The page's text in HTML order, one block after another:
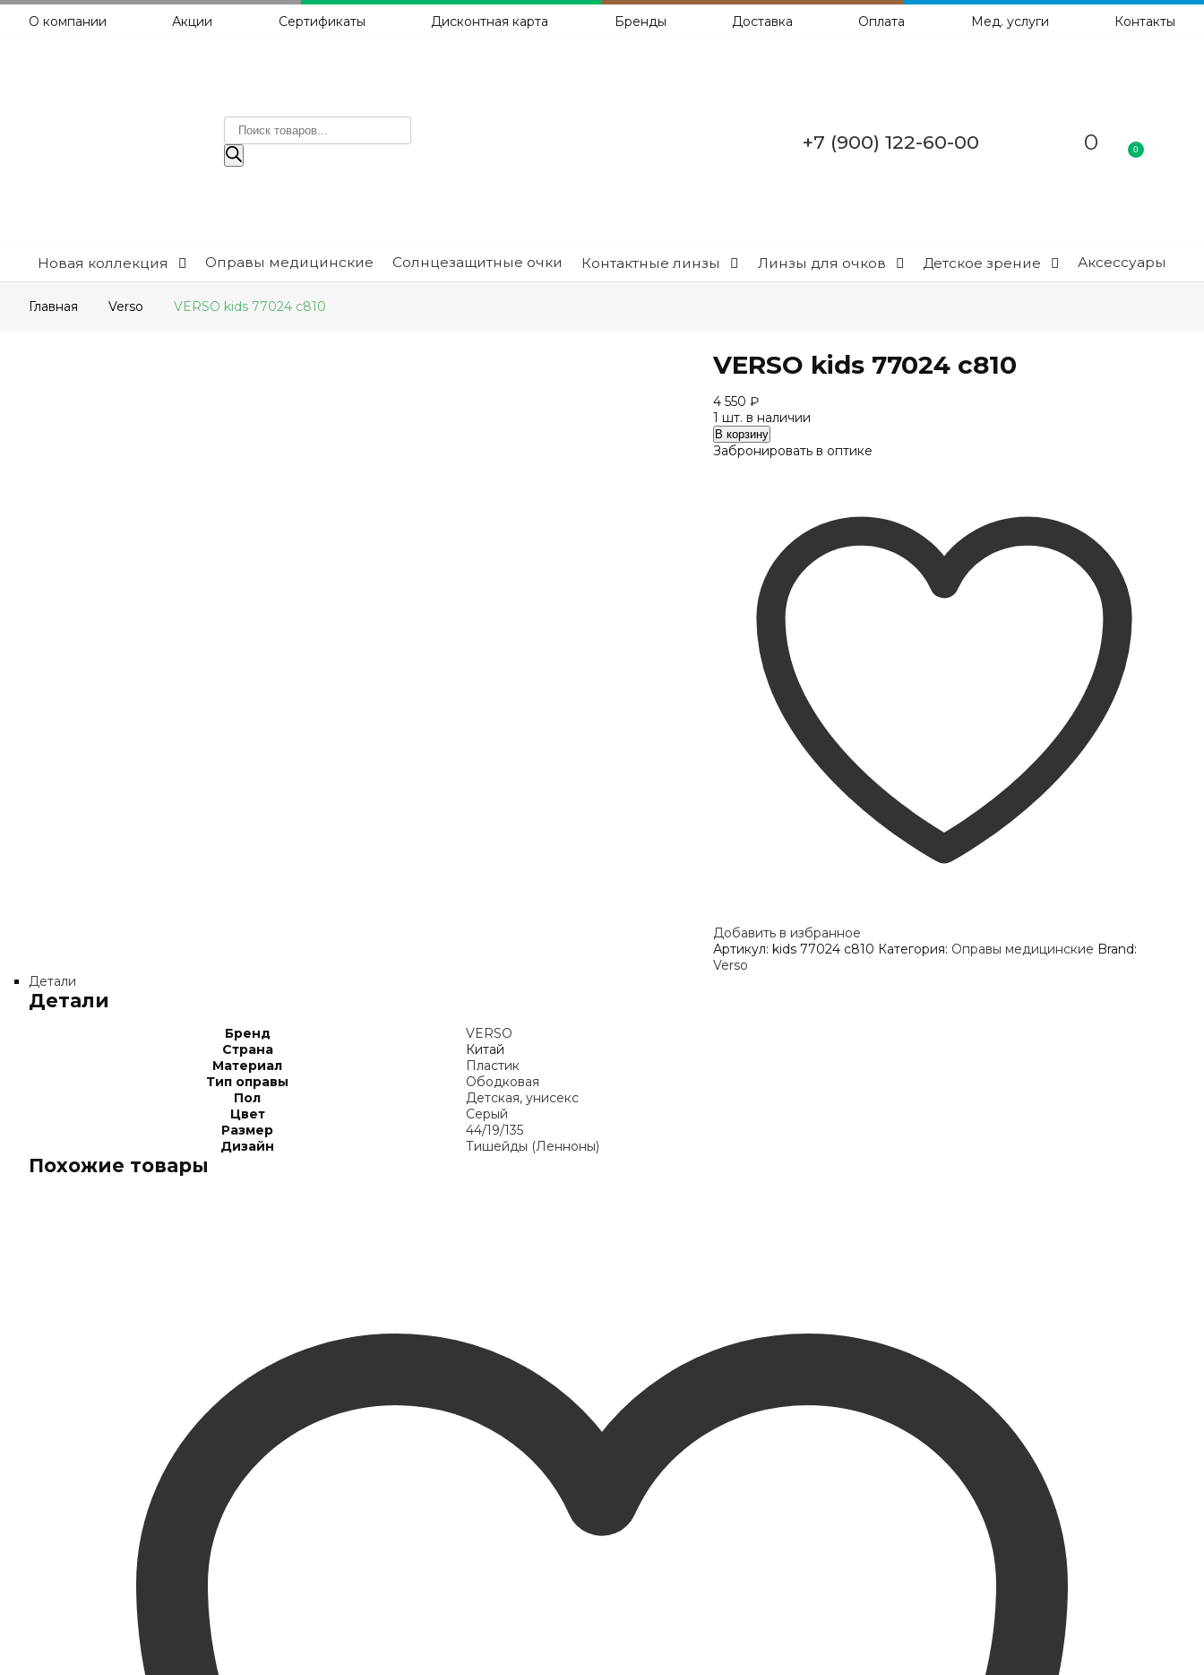
О компании Акции Сертификаты Дисконтная карта Бренды Доставка Оплата Мед. услуги Контакты
Поиск
товаров
+7 (900) 122-60-00 0 0
Новая коллекция Оправы медицинские Солнцезащитные очки Контактные линзы Линзы для очков Детское зрение Аксессуары
Главная Verso VERSO kids 77024 c810
VERSO kids 77024 c810
4 550₽
1 шт. в наличии
Количество
VERSO
В корзину
Забронировать в оптике
Добавить в избранное
Артикул: kids 77024 c810 Категория: Оправы медицинские Brand:
Verso
Детали
Детали
Бренд
VERSO
Страна
Китай
Материал
Пластик
Тип оправы
Ободковая
Пол
Детская, унисекс
Цвет
Серый
Размер
44/19/135
Дизайн
Тишейды (Ленноны)
Похожие товары